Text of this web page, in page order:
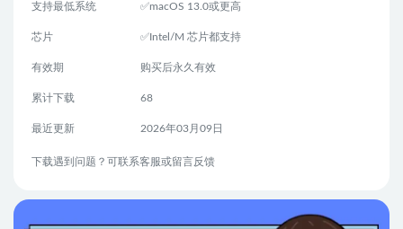
支持最低系统 ✅macOS 13.0或更高
芯片 ✅Intel/M 芯片都支持
有效期 购买后永久有效
累计下载 68
最近更新 2026年03月09日
下载遇到问题？可联系客服或留言反馈